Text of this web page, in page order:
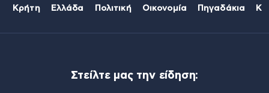
Κρήτη Ελλάδα Πολιτική Οικονομία Πηγαδάκια
Στείλτε μας την είδηση: